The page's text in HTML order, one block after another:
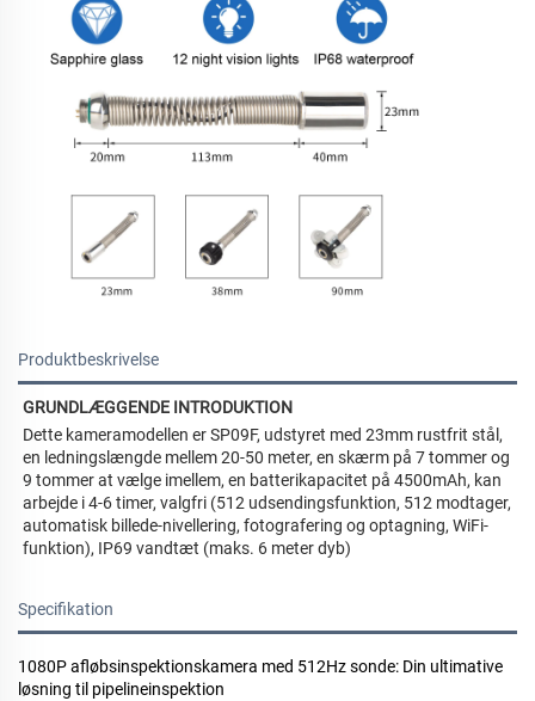
Produktbeskrivelse
GRUNDLÆGGENDE INTRODUKTION
Dette kameramodellen er SP09F, udstyret med 23mm rustfrit stål,
en ledningslængde mellem 20-50 meter, en skærm på 7 tommer og
9 tommer at vælge imellem, en batterikapacitet på 4500mAh, kan
arbejde i 4-6 timer, valgfri (512 udsendingsfunktion, 512 modtager,
automatisk billede-nivellering, fotografering og optagning, WiFi-
funktion), IP69 vandtæt (maks. 6 meter dyb)
Specifikation
1080P afløbsinspektionskamera med 512Hz sonde: Din ultimative
løsning til pipelineinspektion